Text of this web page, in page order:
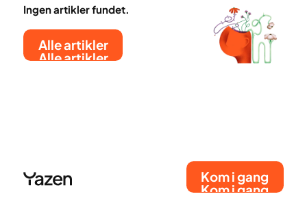
Ingen artikler fundet.
Alle artikler
Alle artikler
Kom i gang
Kom i gang